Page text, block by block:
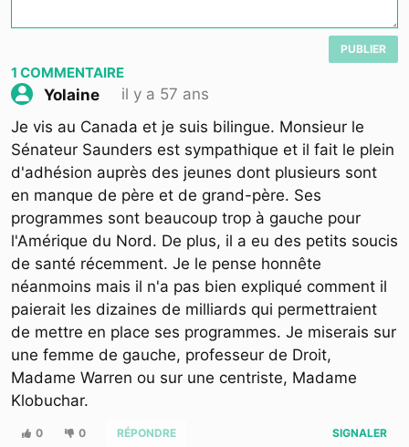
PUBLIER
1 COMMENTAIRE
Yolaine
il y a 57 ans
Je vis au Canada et je suis bilingue. Monsieur le
Sénateur Saunders est sympathique et il fait le plein
d'adhésion auprès des jeunes dont plusieurs sont
en manque de père et de grand-père. Ses
programmes sont beaucoup trop à gauche pour
l'Amérique du Nord. De plus, il a eu des petits soucis
de santé récemment. Je le pense honnête
néanmoins mais il n'a pas bien expliqué comment il
paierait les dizaines de milliards qui permettraient
de mettre en place ses programmes. Je miserais sur
une femme de gauche, professeur de Droit,
Madame Warren ou sur une centriste, Madame
Klobuchar.
0 0 RÉPONDRE SIGNALER